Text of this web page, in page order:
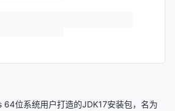
位系统用户打造的JDK17安装包，名为